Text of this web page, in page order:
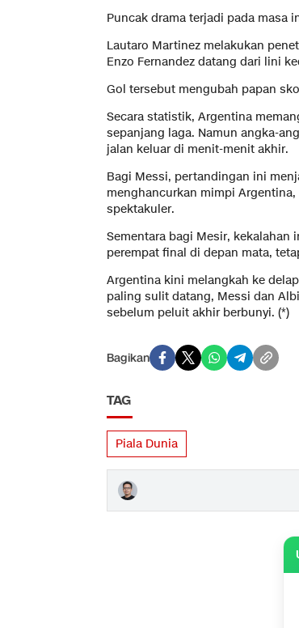
Puncak drama terjadi pada masa
Lautaro Martinez melakukan
Enzo Fernandez datang dari lini
Gol tersebut mengubah papan
Secara statistik, Argentina
sepanjang laga. Namun angka-
jalan keluar di menit-menit akhir.
Bagi Messi, pertandingan ini
menghancurkan mimpi
spektakuler.
Sementara bagi Mesir,
perempat final di depan mata,
Argentina kini melangkah ke
paling sulit datang, Messi dan
sebelum peluit akhir berbunyi. (*)
Bagikan
TAG
Piala Dunia